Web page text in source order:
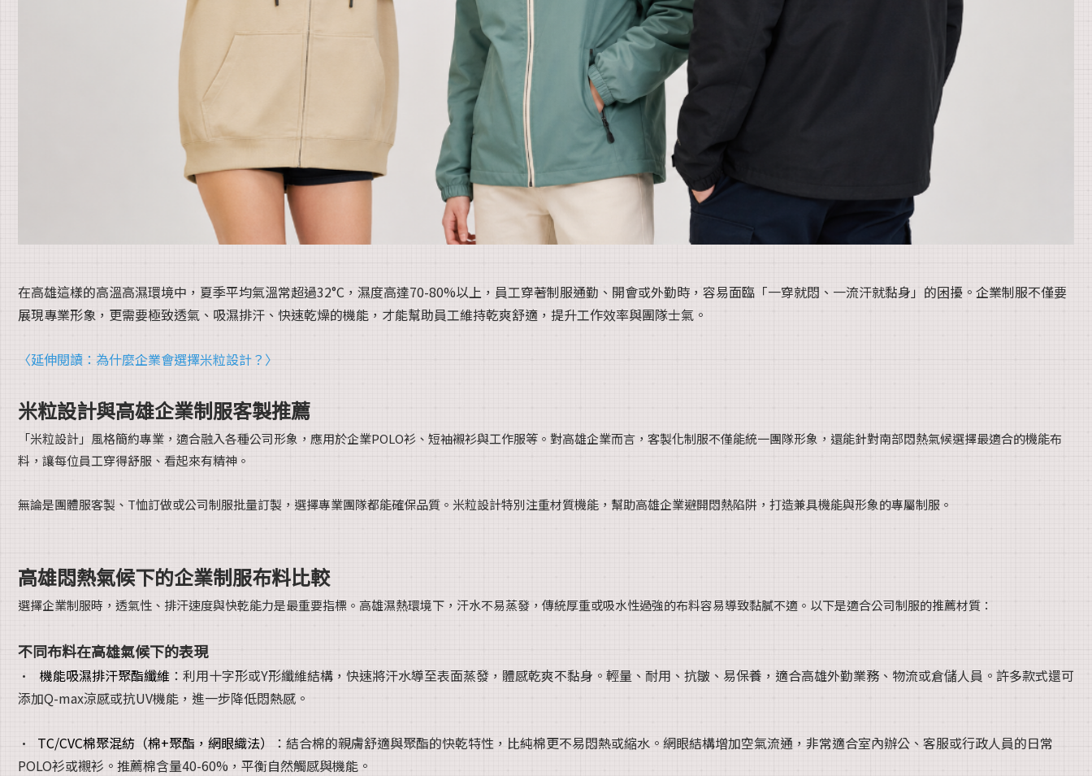
在高雄這樣的高溫高濕環境中，夏季平均氣溫常超過32°C，濕度高達70-80%以上，員工穿著制服通勤、開會或外勤時，容易面臨「一穿就悶、一流汗就黏身」的困擾。企業制服不僅要
展現專業形象，更需要極致透氣、吸濕排汗、快速乾燥的機能，才能幫助員工維持乾爽舒適，提升工作效率與團隊士氣。
〈延伸閱讀：為什麼企業會選擇米粒設計？〉
米粒設計與高雄企業制服客製推薦
「米粒設計」風格簡約專業，適合融入各種公司形象，應用於企業POLO衫、短袖襯衫與工作服等。對高雄企業而言，客製化制服不僅能統一團隊形象，還能針對南部悶熱氣候選擇最適合的機能布
料，讓每位員工穿得舒服、看起來有精神。
無論是團體服客製、T恤訂做或公司制服批量訂製，選擇專業團隊都能確保品質。米粒設計特別注重材質機能，幫助高雄企業避開悶熱陷阱，打造兼具機能與形象的專屬制服。
高雄悶熱氣候下的企業制服布料比較
選擇企業制服時，透氣性、排汗速度與快乾能力是最重要指標。高雄濕熱環境下，汗水不易蒸發，傳統厚重或吸水性過強的布料容易導致黏膩不適。以下是適合公司制服的推薦材質：
不同布料在高雄氣候下的表現
• 機能吸濕排汗聚酯纖維 ：利用十字形或Y形纖維結構，快速將汗水導至表面蒸發，體感乾爽不黏身。輕量、耐用、抗皺、易保養，適合高雄外勤業務、物流或倉儲人員。許多款式還可
添加Q-max涼感或抗UV機能，進一步降低悶熱感。
• TC/CVC棉聚混紡（棉+聚酯，網眼織法）
：結合棉的親膚舒適與聚酯的快乾特性，比純棉更不易悶熱或縮水。網眼結構增加空氣流通，非常適合室內辦公、客服或行政人員的日常
POLO衫或襯衫。推薦棉含量40-60%，平衡自然觸感與機能。